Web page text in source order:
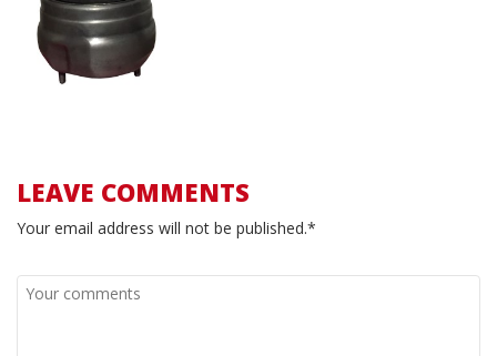
LEAVE COMMENTS
Your email address will not be published.*